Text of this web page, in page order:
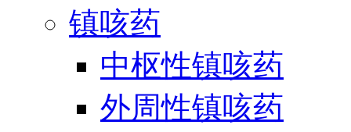
镇咳药
中枢性镇咳药
外周性镇咳药